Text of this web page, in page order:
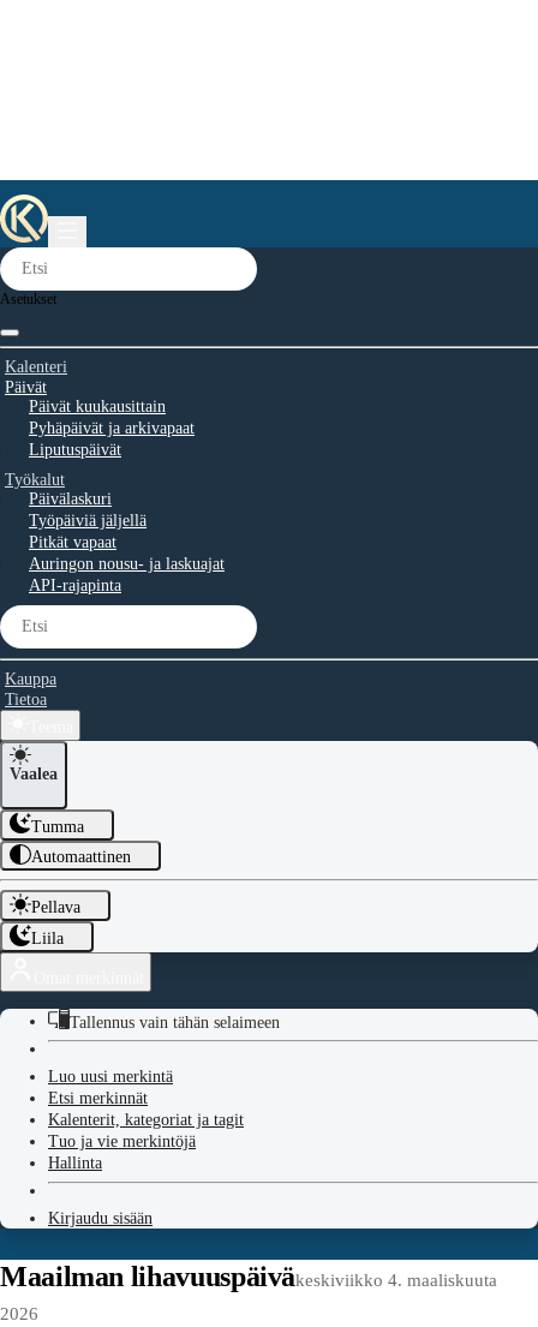
Asetukset
Kalenteri
Päivät
Päivät kuukausittain
Pyhäpäivät ja arkivapaat
Liputuspäivät
Työkalut
Päivälaskuri
Työpäiviä jäljellä
Pitkät vapaat
Auringon nousu- ja laskuajat
API-rajapinta
Kauppa
Tietoa
Vaalea
Tumma
Automaattinen
Pellava
Liila
Tallennus vain tähän selaimeen
Luo uusi merkintä
Etsi merkinnät
Kalenterit, kategoriat ja tagit
Tuo ja vie merkintöjä
Hallinta
Kirjaudu sisään
Maailman lihavuuspäiväkeskiviikko 4. maaliskuuta
2026